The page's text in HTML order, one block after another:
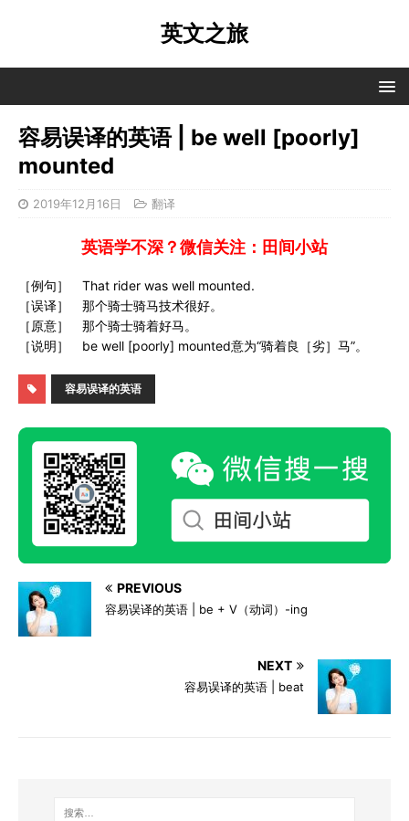
英文之旅
容易误译的英语 | be well [poorly]
mounted
2019年12月16日 翻译
英语学不深？微信关注：田间小站
［例句］ That rider was well mounted.
［误译］ 那个骑士骑马技术很好。
［原意］ 那个骑士骑着好马。
［说明］ be well [poorly] mounted意为“骑着良［劣］马”。
容易误译的英语
PREVIOUS
容易误译的英语 | be + V（动词）-ing
NEXT
容易误译的英语 | beat